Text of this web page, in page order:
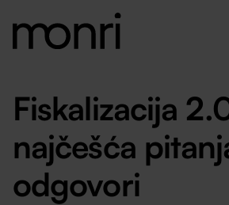
Fiskalizacija
najčešća
odgovori